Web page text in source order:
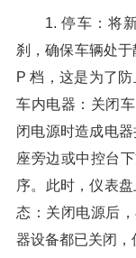
1. 停车：将
刹，确保车辆处
P 档，这是为了
车内电器：关闭
闭电源时造成电
座旁边或中控台
序。此时，仪表
态：关闭电源后
器设备都已关闭，